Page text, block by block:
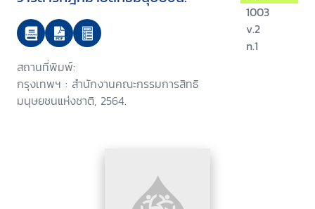
สถานที่พิมพ์:
กรุงเทพฯ : สำนักงานคณะกรรมการสิทธิ
มนุษยชนแห่งชาติ, 2564.
1003
v.2
n.1